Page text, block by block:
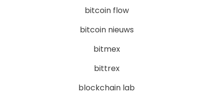
bitcoin flow
bitcoin nieuws
bitmex
bittrex
blockchain lab